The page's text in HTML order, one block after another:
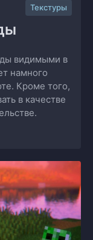
Текстуры
видимыми в
намного
Кроме того,
в качестве